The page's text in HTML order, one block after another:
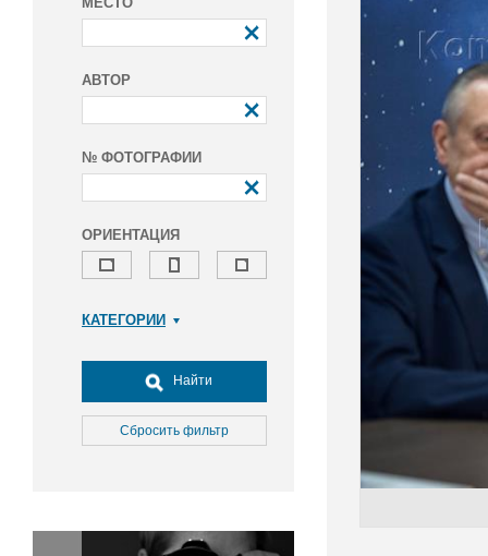
АВТОР
№ ФОТОГРАФИИ
ОРИЕНТАЦИЯ
КАТЕГОРИИ
Досуг, туризм и отдых
Культура
Медицина
Окружающая среда
Найти
Сбросить фильтр